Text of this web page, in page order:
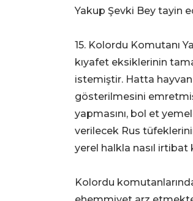
Yakup Şevki Bey tayin
15. Kolordu Komutanı
kıyafet eksiklerinin
istemiştir. Hatta
gösterilmesini
yapmasını, bol et
verilecek Rus
yerel halkla nasıl
Kolordu